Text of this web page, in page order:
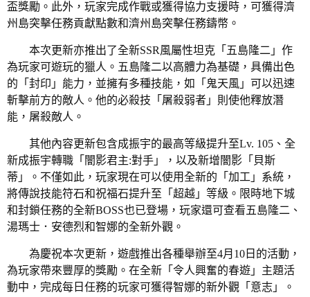
盃獎勵。此外，玩家完成作戰或獲得協力支援時，可獲得濟
州島突擊任務貢獻點數和濟州島突擊任務鑄幣。
本次更新亦推出了全新SSR風屬性坦克「五島隆二」作
為玩家可遊玩的獵人。五島隆二以高體力為基礎，具備出色
的「封印」能力，並擁有多種技能，如「鬼天風」可以迅速
斬擊前方的敵人。他的必殺技「屠殺弱者」則使他釋放潛
能，屠殺敵人。
其他內容更新包含成振宇的最高等級提升至Lv. 105、全
新成振宇轉職「闇影君主:對手」，以及新增闇影「貝斯
蒂」。不僅如此，玩家現在可以使用全新的「加工」系統，
將傳說技能符石和祝福石提升至「超越」等級。限時地下城
和封鎖任務的全新BOSS也已登場，玩家還可查看五島隆二、
湯瑪士．安德烈和智娜的全新外觀。
為慶祝本次更新，遊戲推出各種舉辦至4月10日的活動，
為玩家帶來豐厚的獎勵。在全新「令人興奮的春遊」主題活
動中，完成每日任務的玩家可獲得智娜的新外觀「意志」。